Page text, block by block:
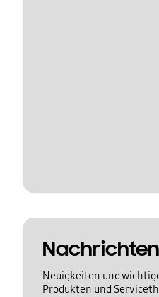
Nachrichten
Neuigkeiten und
Produkten und